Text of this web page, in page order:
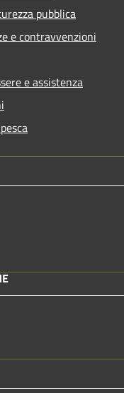
pubblica
e contravvenzioni
e assistenza